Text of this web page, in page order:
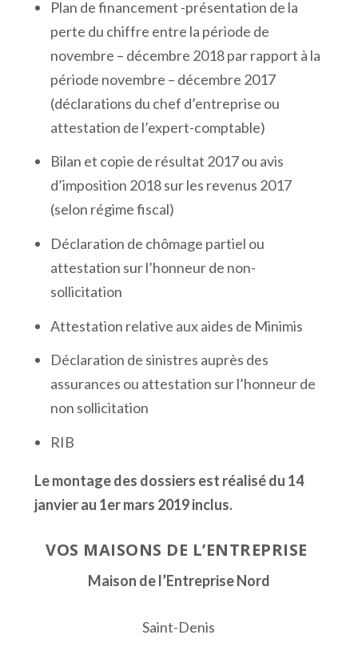
Plan de financement -présentation de la
perte du chiffre entre la période de
novembre – décembre 2018 par rapport à la
période novembre – décembre 2017
(déclarations du chef d’entreprise ou
attestation de l’expert-comptable)
Bilan et copie de résultat 2017 ou avis
d’imposition 2018 sur les revenus 2017
(selon régime fiscal)
Déclaration de chômage partiel ou
attestation sur l’honneur de non-
sollicitation
Attestation relative aux aides de Minimis
Déclaration de sinistres auprès des
assurances ou attestation sur l’honneur de
non sollicitation
RIB
Le montage des dossiers est réalisé du 14
janvier au 1ermars 2019 inclus.
VOS MAISONS DE L’ENTREPRISE
Maison de l’Entreprise Nord
Saint-Denis